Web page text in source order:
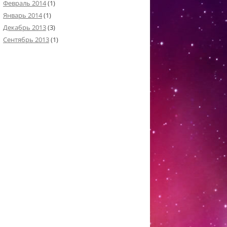
Февраль 2014(1)
Январь 2014(1)
Декабрь 2013(3)
Сентябрь 2013(1)